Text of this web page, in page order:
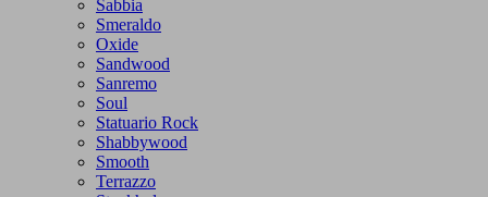
Sabbia
Smeraldo
Oxide
Sandwood
Sanremo
Soul
Statuario Rock
Shabbywood
Smooth
Terrazzo